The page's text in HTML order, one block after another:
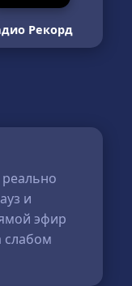
Рекорд
и
эфир
слабом